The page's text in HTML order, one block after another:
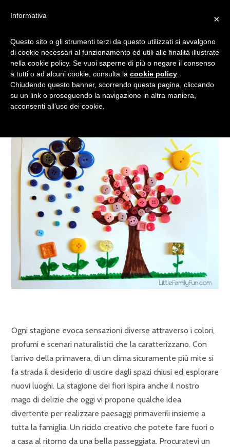
RICICLO CREATIVO: COME
REALIZZARE PAESAGGI
PRIMAVERILI
Ogni stagione evoca sensazioni diverse attraverso i colori,
profumi e scenari naturalistici che la caratterizzano. Con
l’arrivo della primavera, di un clima sicuramente più mite si
fa strada il desiderio di uscire dagli spazi chiusi ed esplorare
nuovi luoghi. La stagione dei fiori ispira anche il nostro
mago di delizie che oggi vi propone qualche idea
divertente per realizzare paesaggi primaverili insieme a
tutta la famiglia. Un riciclo creativo che potete fare fuori o
a casa al ritorno da una bella passeggiata. Procuratevi un
×
Informativa
Questo sito o gli strumenti terzi da questo utilizzati si avvalgono
di cookie necessari al funzionamento ed utili alle finalità illustrate
nella cookie policy. Se vuoi saperne di più o negare il consenso
a tutti o ad alcuni cookie, consulta la cookie policy
Chiudendo questo banner, scorrendo questa pagina, cliccando
su un link o proseguendo la navigazione in altra maniera,
acconsenti all’uso dei cookie.